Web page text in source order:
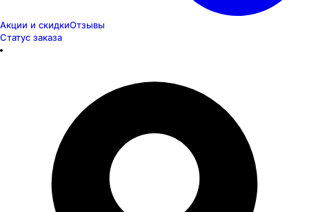
Акции и скидкиОтзывы
Статус заказа